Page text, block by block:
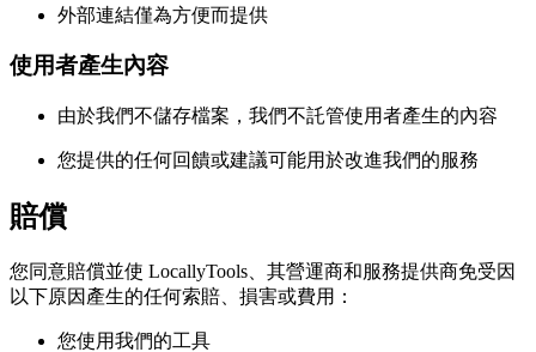
外部連結僅為方便而提供
使用者產生內容
由於我們不儲存檔案，我們不託管使用者產生的內容
您提供的任何回饋或建議可能用於改進我們的服務
賠償
您同意賠償並使 LocallyTools、其營運商和服務提供商免受因
以下原因產生的任何索賠、損害或費用：
您使用我們的工具